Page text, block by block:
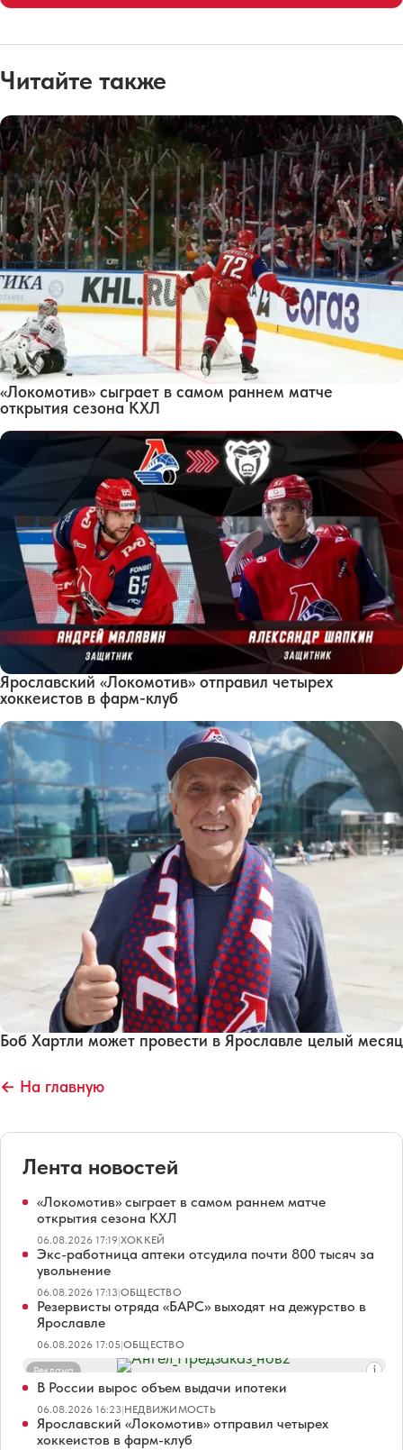
Читайте также
«Локомотив» сыграет в самом раннем матче
открытия сезона КХЛ
Ярославский «Локомотив» отправил четырех
хоккеистов в фарм-клуб
Боб Хартли может провести в Ярославле целый месяц
← На главную
Лента новостей
«Локомотив» сыграет в самом раннем матче
открытия сезона КХЛ
06.08.2026 17:19|ХОККЕЙ
Экс-работница аптеки отсудила почти 800 тысяч за
увольнение
06.08.2026 17:13|ОБЩЕСТВО
Резервисты отряда «БАРС» выходят на дежурство в
Ярославле
06.08.2026 17:05|ОБЩЕСТВО
Реклама
В России вырос объем выдачи ипотеки
06.08.2026 16:23|НЕДВИЖИМОСТЬ
Ярославский «Локомотив» отправил четырех
хоккеистов в фарм-клуб